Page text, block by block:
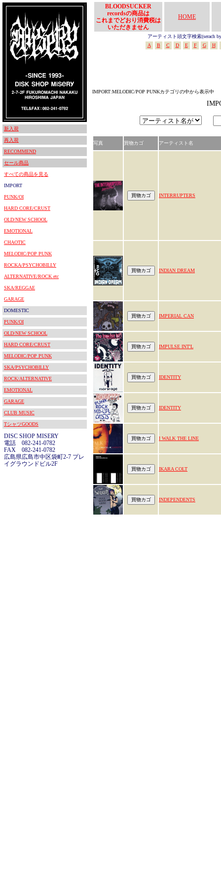
新入荷
再入荷
RECOMMEND
セール商品
すべての商品を見る
IMPORT
PUNK/OI
HARD CORE/CRUST
OLD/NEW SCHOOL
EMOTIONAL
CHAOTIC
MELODIC/POP PUNK
ROCKA/PSYCHOBILLY
ALTERNATIVE/ROCK etc
SKA/REGGAE
GARAGE
DOMESTIC
PUNK/OI
OLD/NEW SCHOOL
HARD CORE/CRUST
MELODIC/POP PUNK
SKA/PSYCHOBILLY
ROCK/ALTERNATIVE
EMOTIONAL
GARAGE
CLUB MUSIC
TシャツGOODS
DISC SHOP MISERY
電話 082-241-0782
FAX 082-241-0782
広島県広島市中区袋町2-7 プレ
イグラウンドビル2F
BLOODSUCKER
recordsの商品は
これまでどおり消費税は
いただきません
HOME
アーティスト頭文字検索(serach
A
B C D E F G H
IMPORT:MELODIC/POP PUNKカテゴリの中から表示中
写真 買物カゴ アーティスト名
INTERRUPTERS
INDIAN DREAM
IMPERIAL CAN
IMPULSE INT'L
IDENTITY
IDENTITY
I WALK THE LINE
IKARA COLT
INDEPENDENTS